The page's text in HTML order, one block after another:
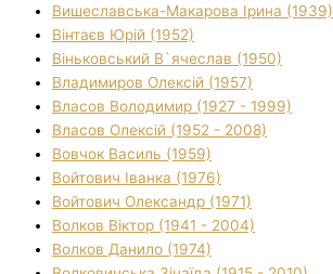
Вишеславська-Макарова Ірина (1939)
Вінтаєв Юрій (1952)
Віньковський В`ячеслав (1950)
Владимиров Олексій (1957)
Власов Володимир (1927 - 1999)
Власов Олексій (1952 - 2008)
Вовчок Василь (1959)
Войтович Іванка (1976)
Войтович Олександр (1971)
Волков Віктор (1941 - 2004)
Волков Данило (1974)